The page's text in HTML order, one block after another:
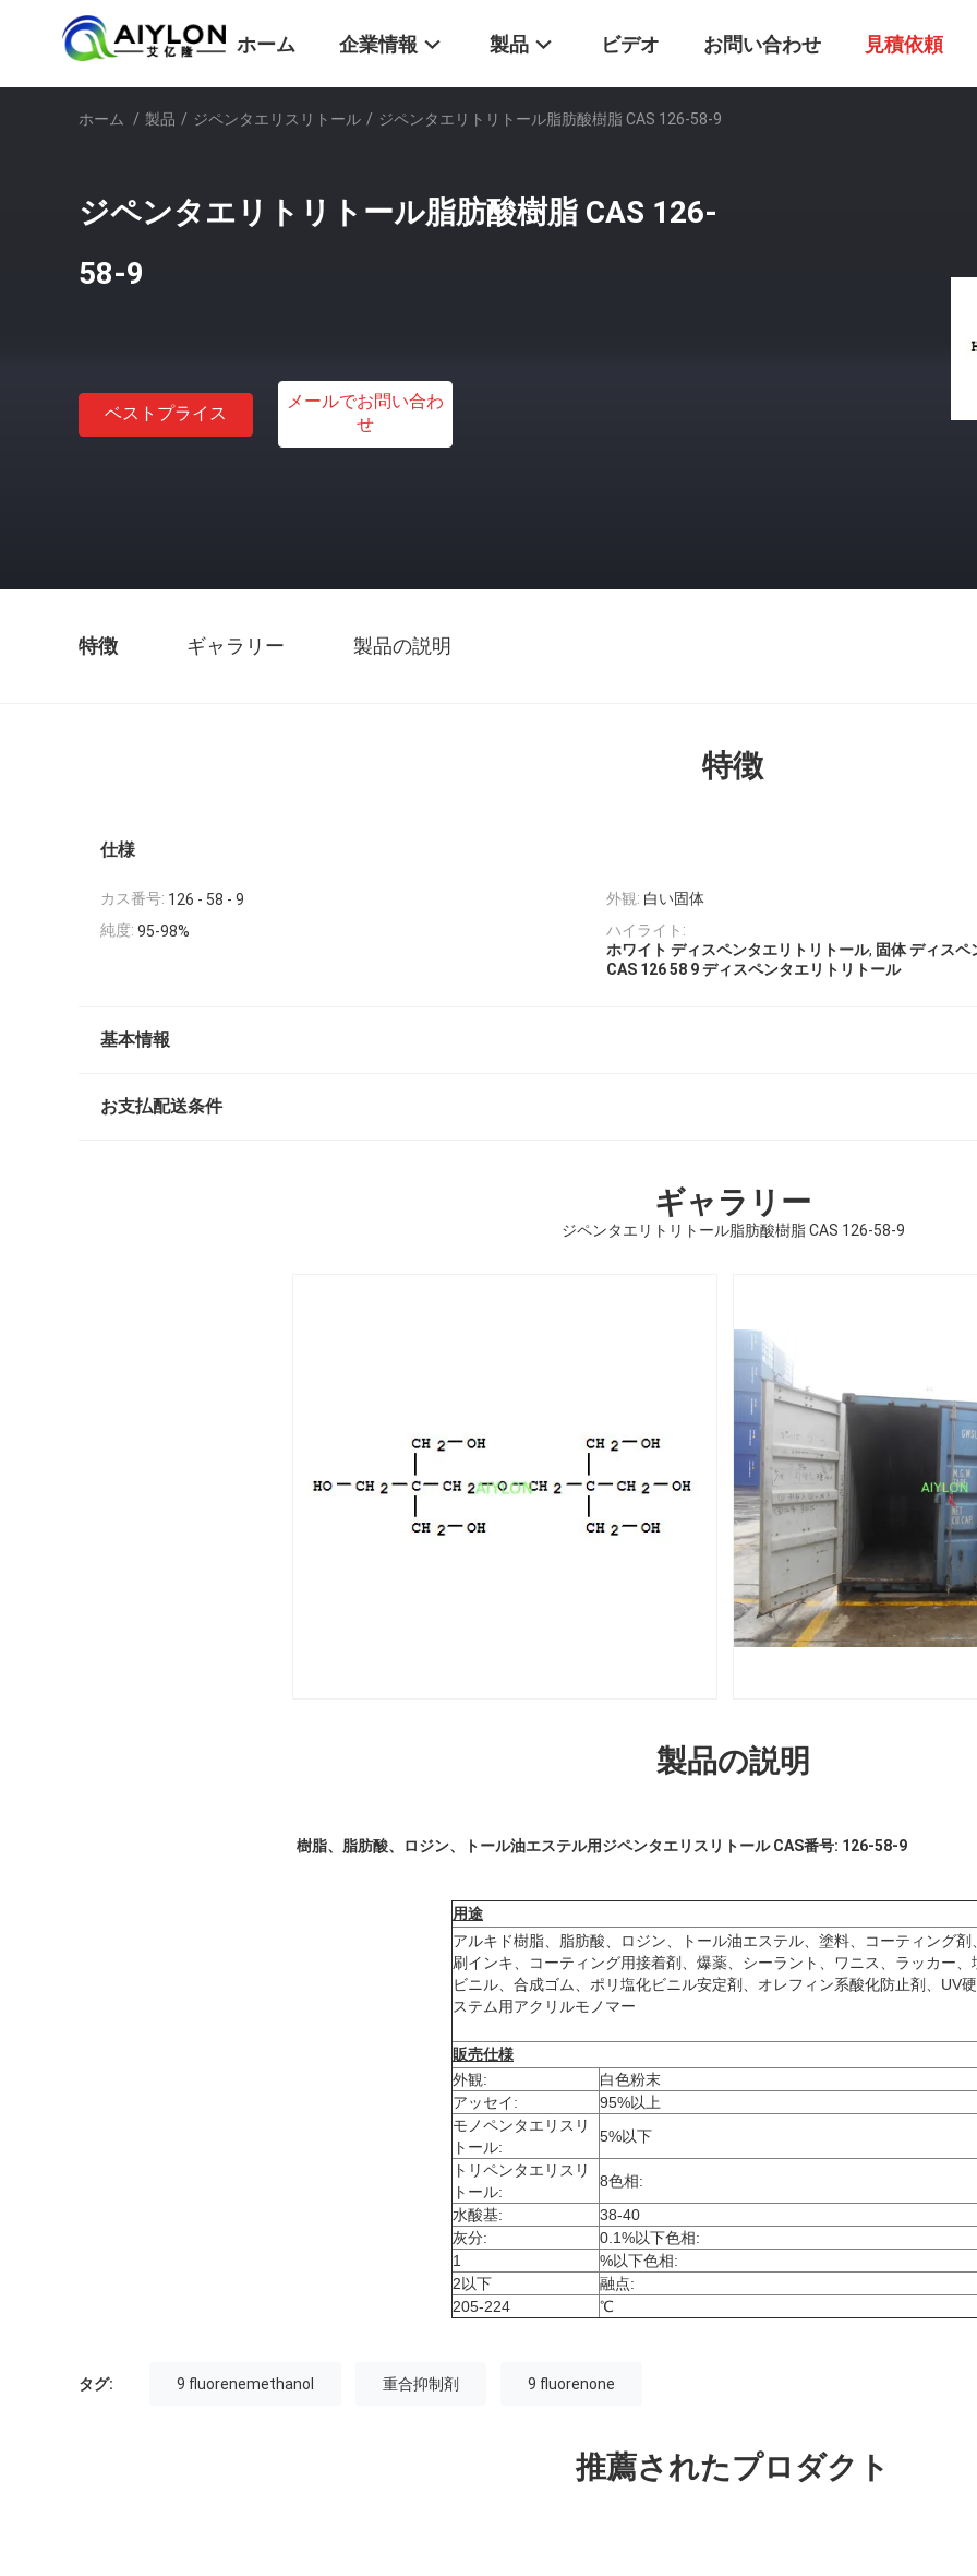
ホーム 企業情報 製品 ビデオ お問い合わせ 見積依頼
ホーム / 製品 / ジペンタエリスリトール / ジペンタエリトリトール脂肪酸樹脂 CAS 126-58-9
ジペンタエリトリトール脂肪酸樹脂 CAS 126-
58-9
ベストプライス
メールでお問い合わ
せ
特徴 ギャラリー 製品の説明
特徴
仕様
カス番号: 126 - 58 - 9 外観: 白い固体
純度: 95-98%
ハイライト:
ホワイト ディスペンタエリトリトール, 固体 ディス
CAS 126 58 9 ディスペンタエリトリトール
基本情報
お支払配送条件
ギャラリー
ジペンタエリトリトール脂肪酸樹脂 CAS 126-58-9
製品の説明
樹脂、脂肪酸、ロジン、トール油エステル用ジペンタエリスリトール CAS番号: 126-58-9
用途
アルキド樹脂、脂肪酸、ロジン、トール油エステル、塗料、コーティング剤
刷インキ、コーティング用接着剤、爆薬、シーラント、ワニス、ラッカー、
ビニル、合成ゴム、ポリ塩化ビニル安定剤、オレフィン系酸化防止剤、UV
ステム用アクリルモノマー
販売仕様
外観:
白色粉末
アッセイ:
95%以上
モノペンタエリスリ
トール:
5%以下
トリペンタエリスリ
トール:
8色相:
水酸基:
38-40
灰分:
0.1%以下色相:
1
%以下色相:
2以下
融点:
205-224
℃
タグ: 9 fluorenemethanol 重合抑制剤 9 fluorenone
推薦されたプロダクト